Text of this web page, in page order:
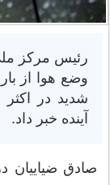
رئیس مرکز
وضع هوا از
شدید در
آینده خبر داد.
صادق ضیاییان